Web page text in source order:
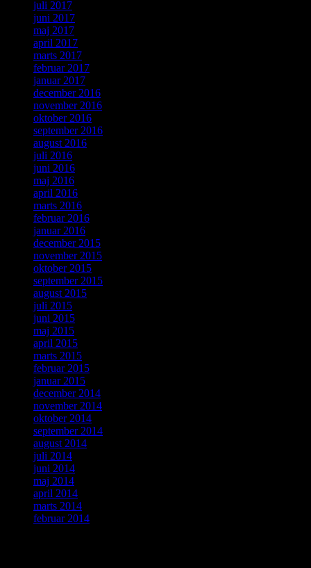
juli 2017
juni 2017
maj 2017
april 2017
marts 2017
februar 2017
januar 2017
december 2016
november 2016
oktober 2016
september 2016
august 2016
juli 2016
juni 2016
maj 2016
april 2016
marts 2016
februar 2016
januar 2016
december 2015
november 2015
oktober 2015
september 2015
august 2015
juli 2015
juni 2015
maj 2015
april 2015
marts 2015
februar 2015
januar 2015
december 2014
november 2014
oktober 2014
september 2014
august 2014
juli 2014
juni 2014
maj 2014
april 2014
marts 2014
februar 2014